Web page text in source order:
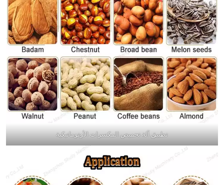
تطبيق آلة تحميص المكسرات الأوتوماتيكية